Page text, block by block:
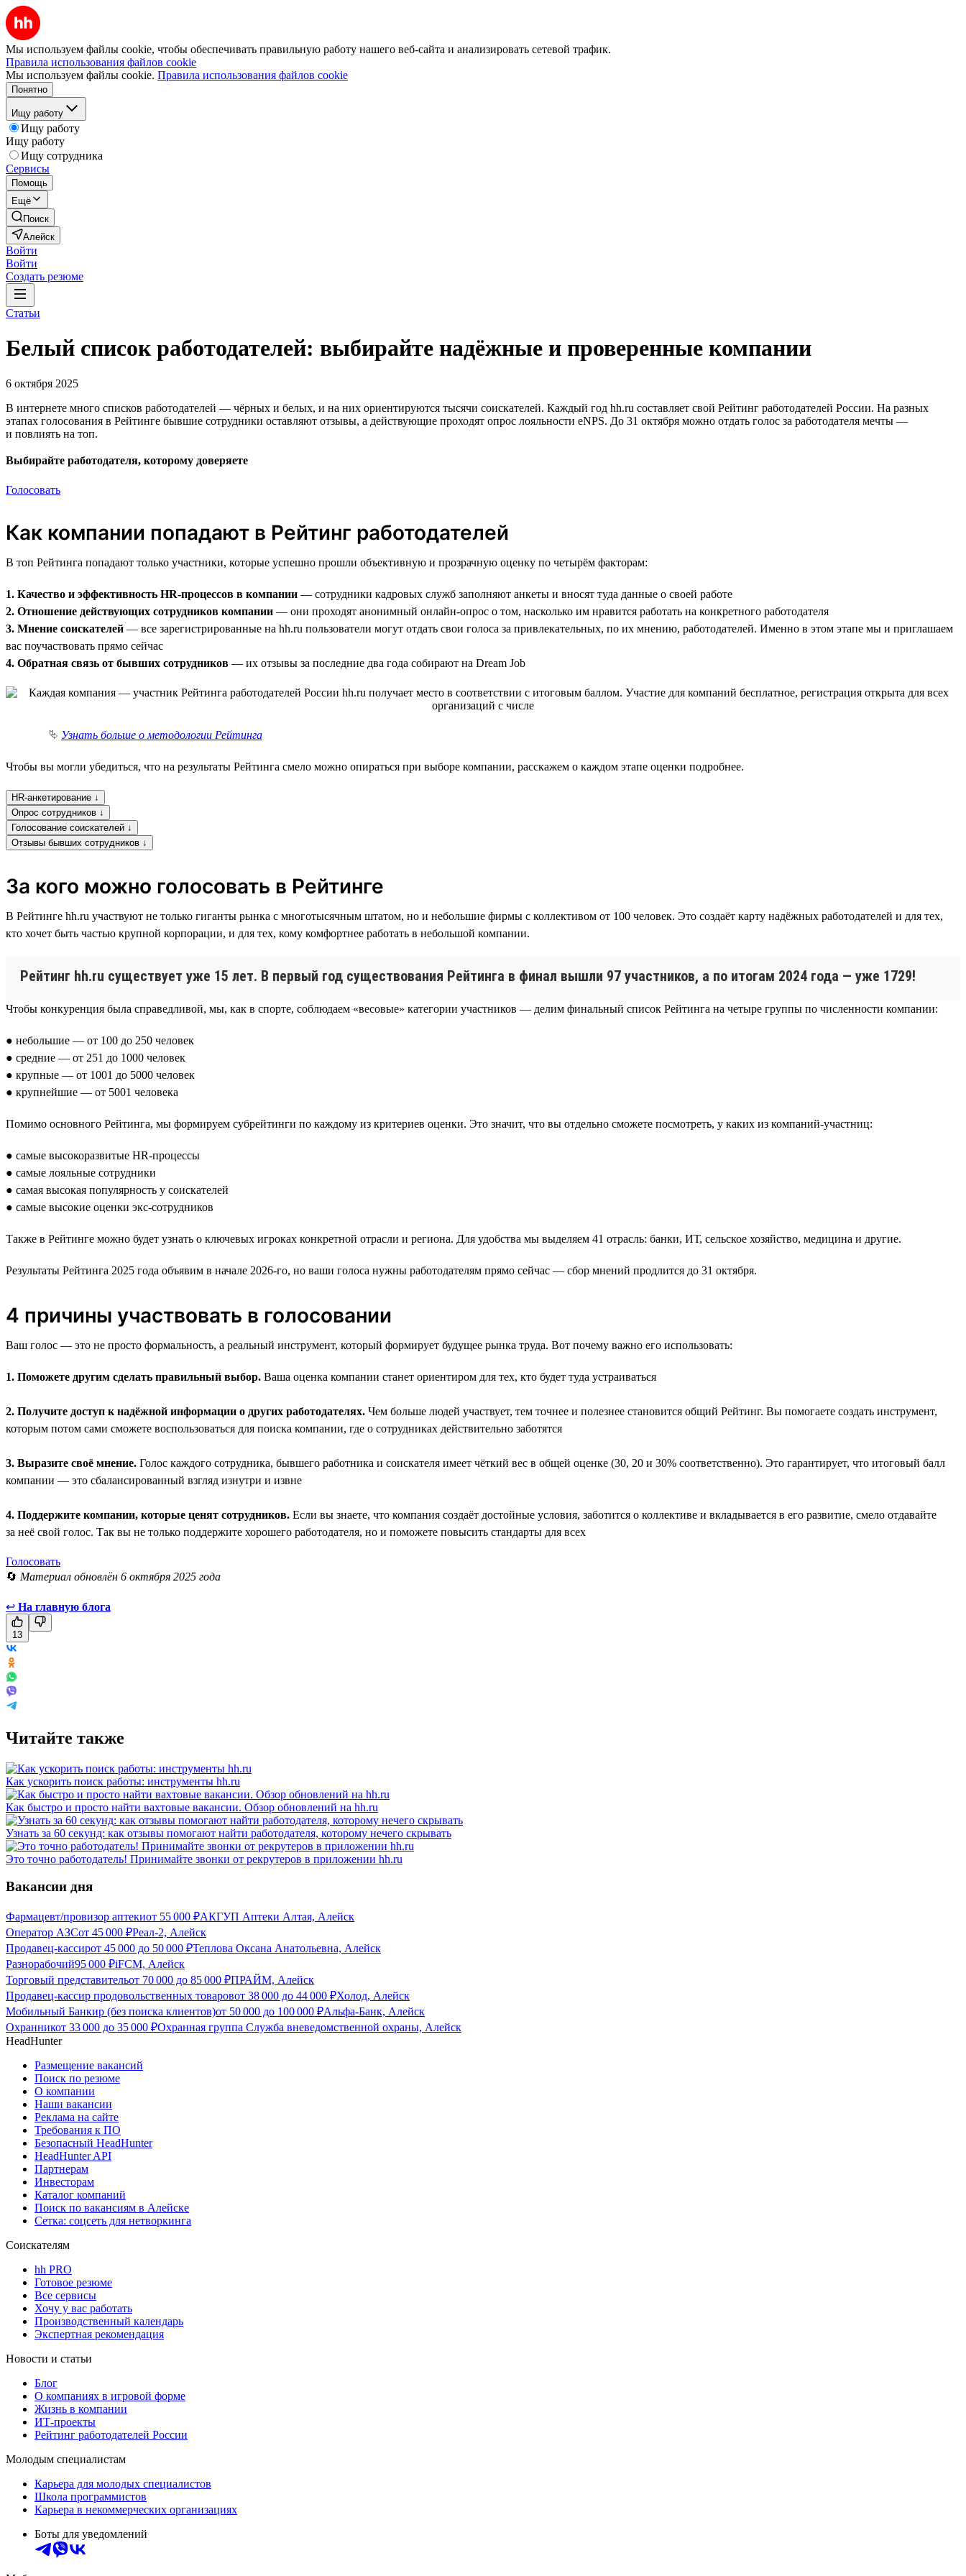
Мы используем файлы cookie, чтобы обеспечивать правильную работу нашего веб-сайта и анализировать сетевой трафик.
Правила использования файлов cookie
Мы используем файлы cookie. Правила использования файлов cookie
Понятно
Ищу работу
Ищу работу
Ищу работу
Ищу сотрудника
Сервисы
Помощь
Ещё
Поиск
Алейск
Войти
Войти
Создать резюме
Статьи
Белый список работодателей: выбирайте надёжные и проверенные компании
6 октября 2025
В интернете много списков работодателей — чёрных и белых, и на них ориентируются тысячи соискателей. Каждый год hh.ru составляет свой Рейтинг работодателей России. На разных
этапах голосования в Рейтинге бывшие сотрудники оставляют отзывы, а действующие проходят опрос лояльности eNPS. До 31 октября можно отдать голос за работодателя мечты —
и повлиять на топ.
Выбирайте работодателя, которому доверяете
Голосовать
Как компании попадают в Рейтинг работодателей
В топ Рейтинга попадают только участники, которые успешно прошли объективную и прозрачную оценку по четырём факторам:
1. Качество и эффективность HR-процессов в компании — сотрудники кадровых служб заполняют анкеты и вносят туда данные о своей работе
2. Отношение действующих сотрудников компании — они проходят анонимный онлайн-опрос о том, насколько им нравится работать на конкретного работодателя
3. Мнение соискателей — все зарегистрированные на hh.ru пользователи могут отдать свои голоса за привлекательных, по их мнению, работодателей. Именно в этом этапе мы и приглашаем
вас поучаствовать прямо сейчас
4. Обратная связь от бывших сотрудников — их отзывы за последние два года собирают на Dream Job
⮱ Узнать больше о методологии Рейтинга
Чтобы вы могли убедиться, что на результаты Рейтинга смело можно опираться при выборе компании, расскажем о каждом этапе оценки подробнее.
HR-анкетирование ↓
Опрос сотрудников ↓
Голосование соискателей ↓
Отзывы бывших сотрудников ↓
За кого можно голосовать в Рейтинге
В Рейтинге hh.ru участвуют не только гиганты рынка с многотысячным штатом, но и небольшие фирмы с коллективом от 100 человек. Это создаёт карту надёжных работодателей и для тех,
кто хочет быть частью крупной корпорации, и для тех, кому комфортнее работать в небольшой компании.
Рейтинг hh.ru существует уже 15 лет. В первый год существования Рейтинга в финал вышли 97 участников, а по итогам 2024 года — уже 1729!
Чтобы конкуренция была справедливой, мы, как в спорте, соблюдаем «весовые» категории участников — делим финальный список Рейтинга на четыре группы по численности компании:
● небольшие — от 100 до 250 человек
● средние — от 251 до 1000 человек
● крупные — от 1001 до 5000 человек
● крупнейшие — от 5001 человека
Помимо основного Рейтинга, мы формируем субрейтинги по каждому из критериев оценки. Это значит, что вы отдельно сможете посмотреть, у каких из компаний-участниц:
● самые высокоразвитые HR-процессы
● самые лояльные сотрудники
● самая высокая популярность у соискателей
● самые высокие оценки экс-сотрудников
Также в Рейтинге можно будет узнать о ключевых игроках конкретной отрасли и региона. Для удобства мы выделяем 41 отрасль: банки, ИТ, сельское хозяйство, медицина и другие.
Результаты Рейтинга 2025 года объявим в начале 2026-го, но ваши голоса нужны работодателям прямо сейчас — сбор мнений продлится до 31 октября.
4 причины участвовать в голосовании
Ваш голос — это не просто формальность, а реальный инструмент, который формирует будущее рынка труда. Вот почему важно его использовать:
1. Поможете другим сделать правильный выбор. Ваша оценка компании станет ориентиром для тех, кто будет туда устраиваться
2. Получите доступ к надёжной информации о других работодателях. Чем больше людей участвует, тем точнее и полезнее становится общий Рейтинг. Вы помогаете создать инструмент,
которым потом сами сможете воспользоваться для поиска компании, где о сотрудниках действительно заботятся
3. Выразите своё мнение. Голос каждого сотрудника, бывшего работника и соискателя имеет чёткий вес в общей оценке (30, 20 и 30% соответственно). Это гарантирует, что итоговый балл
компании — это сбалансированный взгляд изнутри и извне
4. Поддержите компании, которые ценят сотрудников. Если вы знаете, что компания создаёт достойные условия, заботится о коллективе и вкладывается в его развитие, смело отдавайте
за неё свой голос. Так вы не только поддержите хорошего работодателя, но и поможете повысить стандарты для всех
Голосовать
🔄 Материал обновлён 6 октября 2025 года
↩ На главную блога
13
Читайте также
Как ускорить поиск работы: инструменты hh.ru
Как быстро и просто найти вахтовые вакансии. Обзор обновлений на hh.ru
Узнать за 60 секунд: как отзывы помогают найти работодателя, которому нечего скрывать
Это точно работодатель! Принимайте звонки от рекрутеров в приложении hh.ru
Вакансии дня
Фармацевт/провизор аптекиот 55 000 ₽АКГУП Аптеки Алтая, Алейск
Оператор АЗСот 45 000 ₽Реал-2, Алейск
Продавец-кассирот 45 000 до 50 000 ₽Теплова Оксана Анатольевна, Алейск
Разнорабочий95 000 ₽iFCM, Алейск
Торговый представительот 70 000 до 85 000 ₽ПРАЙМ, Алейск
Продавец-кассир продовольственных товаровот 38 000 до 44 000 ₽Холод, Алейск
Мобильный Банкир (без поиска клиентов)от 50 000 до 100 000 ₽Альфа-Банк, Алейск
Охранникот 33 000 до 35 000 ₽Охранная группа Служба вневедомственной охраны, Алейск
HeadHunter
Размещение вакансий
Поиск по резюме
О компании
Наши вакансии
Реклама на сайте
Требования к ПО
Безопасный HeadHunter
HeadHunter API
Партнерам
Инвесторам
Каталог компаний
Поиск по вакансиям в Алейске
Сетка: соцсеть для нетворкинга
Соискателям
hh PRO
Готовое резюме
Все сервисы
Хочу у вас работать
Производственный календарь
Экспертная рекомендация
Новости и статьи
Блог
О компаниях в игровой форме
Жизнь в компании
ИТ-проекты
Рейтинг работодателей России
Молодым специалистам
Карьера для молодых специалистов
Школа программистов
Карьера в некоммерческих организациях
Боты для уведомлений